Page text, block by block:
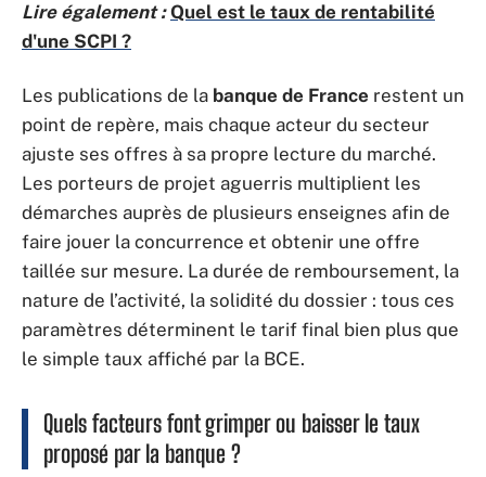
Lire également : Quel est le taux de rentabilité
d'une SCPI ?
Les publications de la banque de France restent un
point de repère, mais chaque acteur du secteur
ajuste ses offres à sa propre lecture du marché.
Les porteurs de projet aguerris multiplient les
démarches auprès de plusieurs enseignes afin de
faire jouer la concurrence et obtenir une offre
taillée sur mesure. La durée de remboursement, la
nature de l’activité, la solidité du dossier : tous ces
paramètres déterminent le tarif final bien plus que
le simple taux affiché par la BCE.
Quels facteurs font grimper ou baisser le taux
proposé par la banque ?